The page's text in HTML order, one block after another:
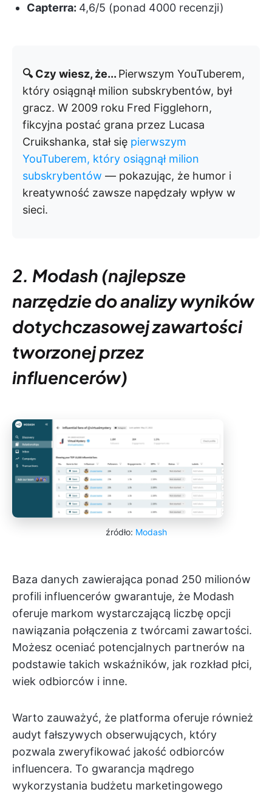
Capterra: 4,6/5 (ponad 4000 recenzji)
🔍 Czy wiesz, że... Pierwszym YouTuberem,
który osiągnął milion subskrybentów, był
gracz. W 2009 roku Fred Figglehorn,
fikcyjna postać grana przez Lucasa
Cruikshanka, stał się pierwszym
YouTuberem, który osiągnął milion
subskrybentów — pokazując, że humor i
kreatywność zawsze napędzały wpływ w
sieci.
2. Modash (najlepsze
narzędzie do analizy wyników
dotychczasowej zawartości
tworzonej przez
influencerów)
źródło: Modash
Baza danych zawierająca ponad 250 milionów
profili influencerów gwarantuje, że Modash
oferuje markom wystarczającą liczbę opcji
nawiązania połączenia z twórcami zawartości.
Możesz oceniać potencjalnych partnerów na
podstawie takich wskaźników, jak rozkład płci,
wiek odbiorców i inne.
Warto zauważyć, że platforma oferuje również
audyt fałszywych obserwujących, który
pozwala zweryfikować jakość odbiorców
influencera. To gwarancja mądrego
wykorzystania budżetu marketingowego